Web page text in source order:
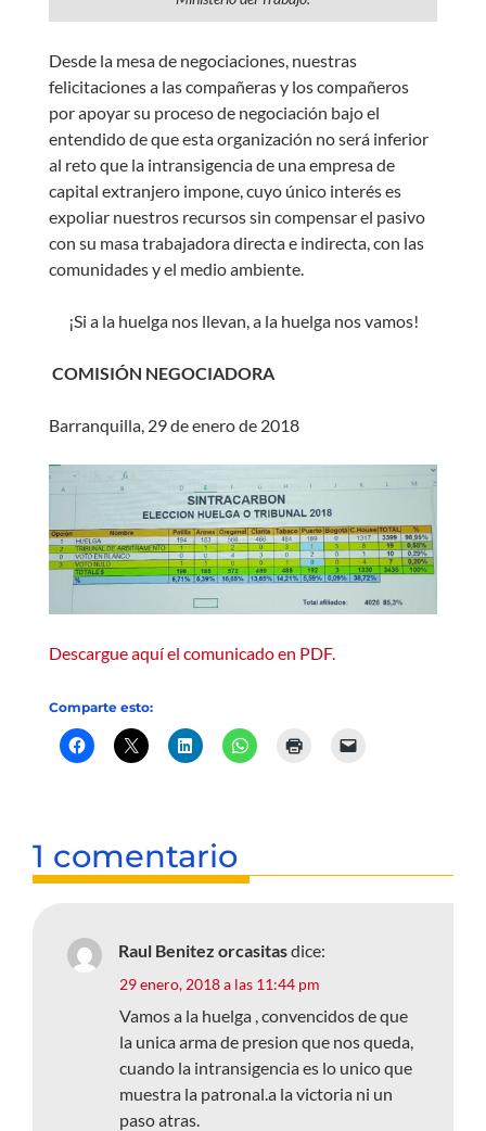
Desde la mesa de negociaciones, nuestras
felicitaciones a las compañeras y los compañeros
por apoyar su proceso de negociación bajo el
entendido de que esta organización no será inferior
al reto que la intransigencia de una empresa de
capital extranjero impone, cuyo único interés es
expoliar nuestros recursos sin compensar el pasivo
con su masa trabajadora directa e indirecta, con las
comunidades y el medio ambiente.
¡Si a la huelga nos llevan, a la huelga nos vamos!
COMISIÓN NEGOCIADORA
Barranquilla, 29 de enero de 2018
Descargue aquí el comunicado en PDF.
Comparte esto:
1 comentario
Raul Benitez orcasitasdice:
29 enero, 2018 a las 11:44 pm
Vamos a la huelga , convencidos de que
la unica arma de presion que nos queda,
cuando la intransigencia es lo unico que
muestra la patronal.a la victoria ni un
paso atras.